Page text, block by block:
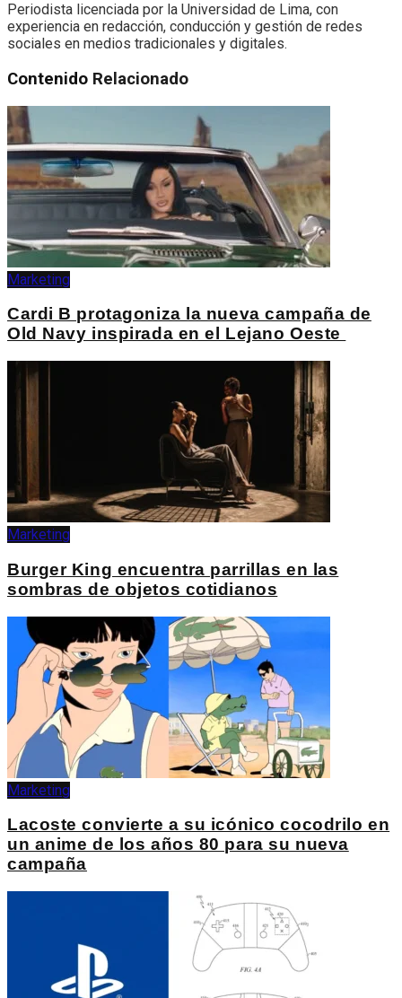
Periodista licenciada por la Universidad de Lima, con
experiencia en redacción, conducción y gestión de redes
sociales en medios tradicionales y digitales.
Contenido Relacionado
Marketing
Cardi B protagoniza la nueva campaña de
Old Navy inspirada en el Lejano Oeste
Marketing
Burger King encuentra parrillas en las
sombras de objetos cotidianos
Marketing
Lacoste convierte a su icónico cocodrilo en
un anime de los años 80 para su nueva
campaña